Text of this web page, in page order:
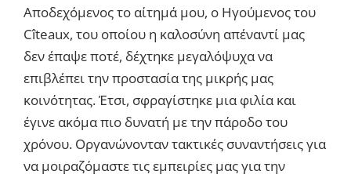
Αποδεχόμενος το αίτημά μου, ο Ηγούμενος του
Cîteaux, του οποίου η καλοσύνη απέναντί μας
δεν έπαψε ποτέ, δέχτηκε μεγαλόψυχα να
επιβλέπει την προστασία της μικρής μας
κοινότητας. Έτσι, σφραγίστηκε μια φιλία και
έγινε ακόμα πιο δυνατή με την πάροδο του
χρόνου. Οργανώνονταν τακτικές συναντήσεις για
να μοιραζόμαστε τις εμπειρίες μας για την